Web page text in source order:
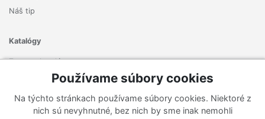
Náš tip
Katalógy
Zoznam katalógov
Zaregistrujte sa k odberu nášho newslettera a nenechajte si
Používame súbory cookies
Na týchto stránkach používame súbory cookies. Niektoré z
nich sú nevyhnutné, bez nich by sme inak nemohli